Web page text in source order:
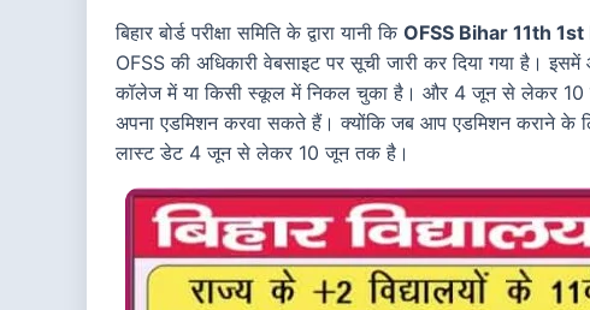
बिहार बोर्ड परीक्षा समिति के द्वारा यानी कि OFSS Bihar 11th
OFSS की अधिकारी वेबसाइट पर सूची जारी कर दिया गया है।
कॉलेज में या किसी स्कूल में निकल चुका है। और 4 जून से लेकर
अपना एडमिशन करवा सकते हैं। क्योंकि जब आप एडमिशन कराने के
लास्ट डेट 4 जून से लेकर 10 जून तक है।